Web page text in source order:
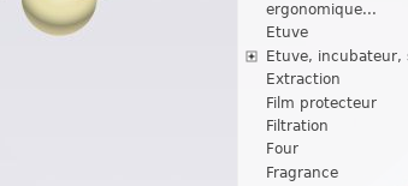
ergonomique...
Etuve
Etuve, incubateur,
Extraction
Film protecteur
Filtration
Four
Fragrance